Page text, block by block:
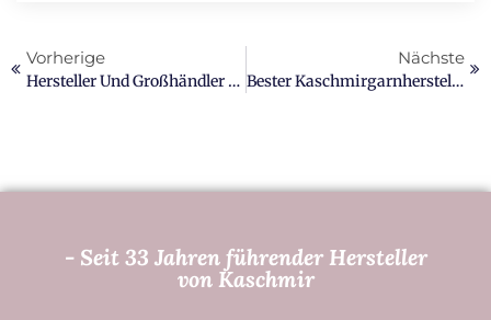
Vorherige
Hersteller Und Großhändler Für Kaschmirmützen Aus China
Nächste
Bester Kaschmirgarnhersteller In Europa
- Seit 33 Jahren führender Hersteller
von Kaschmir